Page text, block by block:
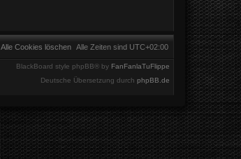
Alle Zeiten sind UTC+02:00
Alle Cookies löschen
BlackBoard style phpBB® by FanFanlaTuFlippe
Deutsche Übersetzung durch phpBB.de